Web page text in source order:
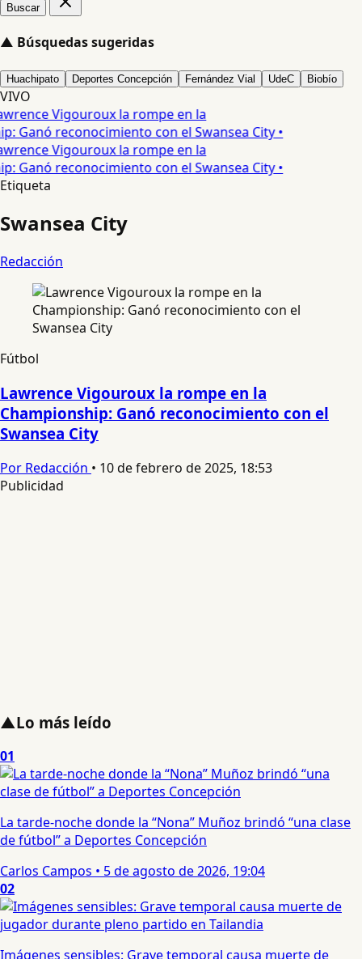
Buscar
▲ Búsquedas sugeridas
Huachipato Deportes Concepción Fernández Vial UdeC Biobío
VIVO
Vigouroux la rompe en la
Ganó reconocimiento con el Swansea City •
Vigouroux la rompe en la
Ganó reconocimiento con el Swansea City •
Etiqueta
Swansea City
Redacción
Fútbol
Lawrence Vigouroux la rompe en la
Championship: Ganó reconocimiento con el
Swansea City
Por Redacción • 10 de febrero de 2025, 18:53
Publicidad
▲Lo más leído
01
La tarde-noche donde la “Nona” Muñoz brindó “una clase
de fútbol” a Deportes Concepción
Carlos Campos • 5 de agosto de 2026, 19:04
02
Imágenes sensibles: Grave temporal causa muerte de